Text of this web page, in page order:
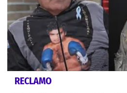
RECLAMO